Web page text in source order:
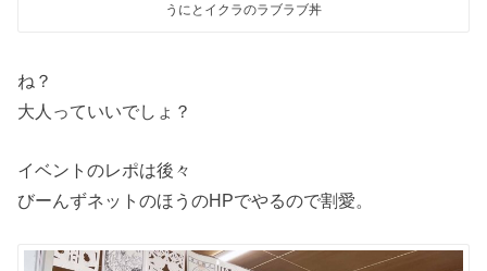
うにとイクラのラブラブ丼
ね？
大人っていいでしょ？
イベントのレポは後々
びーんずネットのほうのHPでやるので割愛。